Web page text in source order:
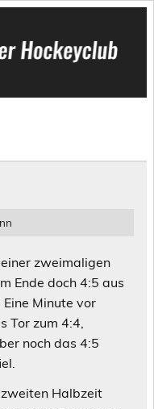
Hockeyclub
zweimaligen
Ende doch 4:5 aus
Minute vor
Tor zum 4:4,
noch das 4:5
Halbzeit